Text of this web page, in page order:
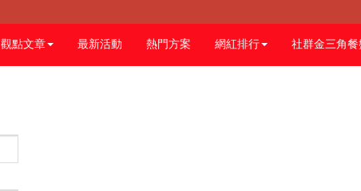
觀點文章 最新活動 熱門方案 網紅排行 社群金三角